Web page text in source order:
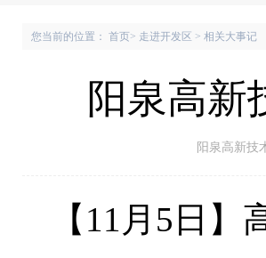
您当前的位置： 首页> 走进开发区 > 相关大事记
阳泉高新
阳泉高新技
【 11 月 5 日 】